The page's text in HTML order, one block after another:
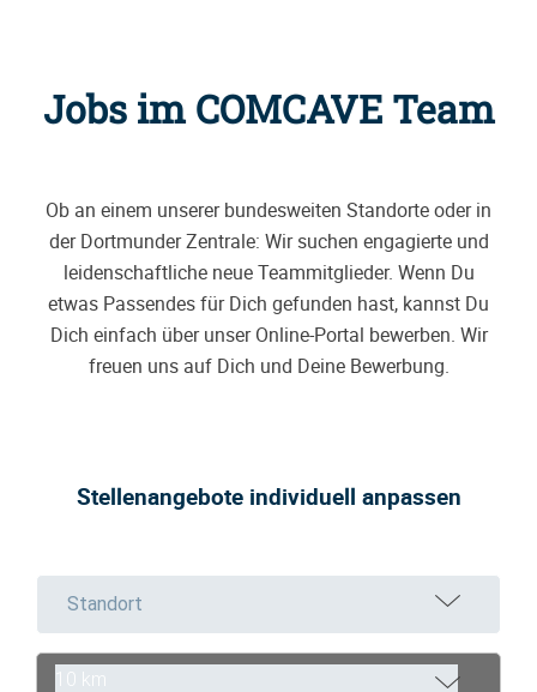
Jobs im COMCAVE Team
Ob an einem unserer bundesweiten Standorte oder in
der Dortmunder Zentrale: Wir suchen engagierte und
leidenschaftliche neue Teammitglieder. Wenn Du
etwas Passendes für Dich gefunden hast, kannst Du
Dich einfach über unser Online-Portal bewerben. Wir
freuen uns auf Dich und Deine Bewerbung.
Stellenangebote individuell anpassen
Standort
10 km